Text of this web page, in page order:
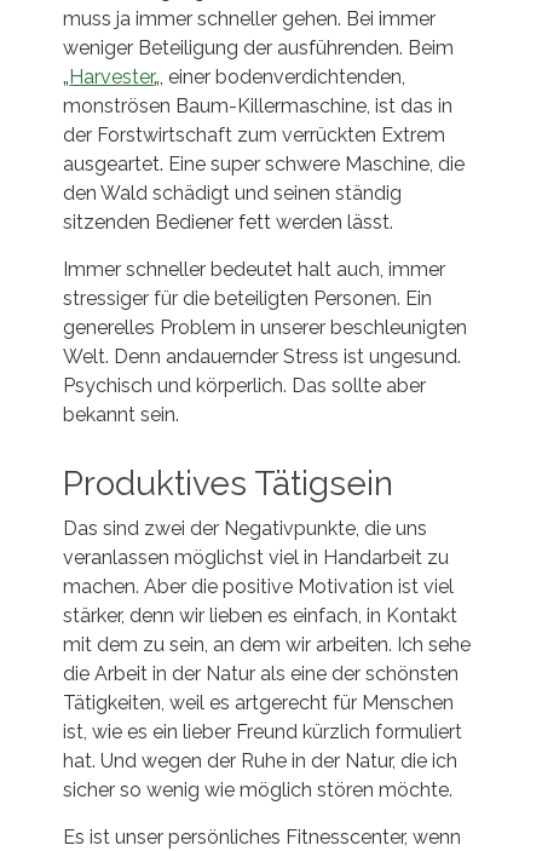
muss ja immer schneller gehen. Bei immer
weniger Beteiligung der ausführenden. Beim
„ Harvester„, einer bodenverdichtenden,
monströsen Baum-Killermaschine, ist das in
der Forstwirtschaft zum verrückten Extrem
ausgeartet. Eine super schwere Maschine, die
den Wald schädigt und seinen ständig
sitzenden Bediener fett werden lässt.
Immer schneller bedeutet halt auch, immer
stressiger für die beteiligten Personen. Ein
generelles Problem in unserer beschleunigten
Welt. Denn andauernder Stress ist ungesund.
Psychisch und körperlich. Das sollte aber
bekannt sein.
Produktives Tätigsein
Das sind zwei der Negativpunkte, die uns
veranlassen möglichst viel in Handarbeit zu
machen. Aber die positive Motivation ist viel
stärker, denn wir lieben es einfach, in Kontakt
mit dem zu sein, an dem wir arbeiten. Ich sehe
die Arbeit in der Natur als eine der schönsten
Tätigkeiten, weil es artgerecht für Menschen
ist, wie es ein lieber Freund kürzlich formuliert
hat. Und wegen der Ruhe in der Natur, die ich
sicher so wenig wie möglich stören möchte.
Es ist unser persönliches Fitnesscenter, wenn